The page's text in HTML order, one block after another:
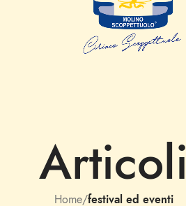
Articoli
Home/festival ed eventi